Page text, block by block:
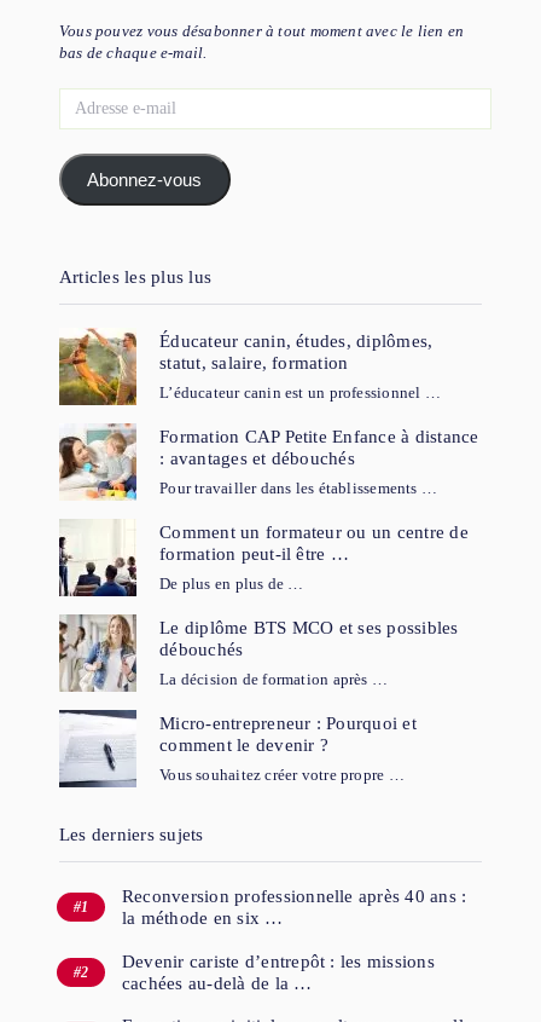
Vous pouvez vous désabonner à tout moment avec le lien en
bas de chaque e-mail.
Abonnez-vous
Articles les plus lus
Éducateur canin, études, diplômes,
statut, salaire, formation
L’éducateur canin est un professionnel …
Formation CAP Petite Enfance à distance
: avantages et débouchés
Pour travailler dans les établissements …
Comment un formateur ou un centre de
formation peut-il être …
De plus en plus de …
Le diplôme BTS MCO et ses possibles
débouchés
La décision de formation après …
Micro-entrepreneur : Pourquoi et
comment le devenir ?
Vous souhaitez créer votre propre …
Les derniers sujets
Reconversion professionnelle après 40 ans :
la méthode en six …
Devenir cariste d’entrepôt : les missions
cachées au-delà de la …